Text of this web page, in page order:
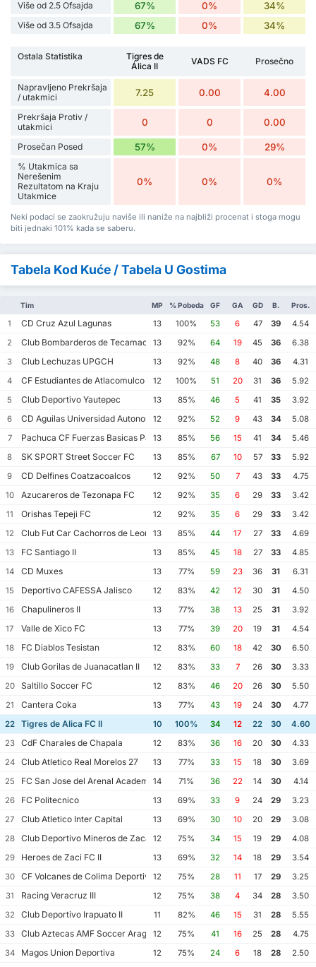
Više od 2.5 Ofsajda 67% 0% 34%
Više od 3.5 Ofsajda 67% 0% 34%
Ostala Statistika
Tigres de
Álica II
VADS FC Prosečno
Napravljeno Prekršaja
/ utakmici
7.25 0.00 4.00
Prekršaja Protiv /
utakmici
0 0 0.00
Prosečan Posed 57% 0% 29%
% Utakmica sa
Nerešenim
Rezultatom na Kraju
Utakmice
0% 0% 0%
Neki podaci se zaokružuju naviše ili naniže na najbliži procenat i stoga mogu
biti jednaki 101% kada se saberu.
Tabela Kod Kuće / Tabela U Gostima
Tim MP % Pobeda GF GA GD B. Pros.
1 CD Cruz Azul Lagunas 13 100% 53 6 47 39
4.54
2
Club Bombarderos de Tecamac 13 92% 64 19 45 36
6.38
3
Club Lechuzas UPGCH 13 92% 48 8 40 36
4.31
4
CF Estudiantes de Atlacomulco 12 100% 51 20 31 36
5.92
5
Club Deportivo Yautepec 13 85% 46 5 41 35
3.92
6
CD Aguilas Universidad Autonoma de Guerrero
12 92% 52 9 43 34
5.08
7
Pachuca CF Fuerzas Basicas Pachuca CF III
13 85% 56 15 41 34
5.46
8
SK SPORT Street Soccer FC 13 85% 67 10 57 33
5.92
9
CD Delfines Coatzacoalcos 12 92% 50 7 43 33
4.75
10
Azucareros de Tezonapa FC 12 92% 35 6 29 33
3.42
11
Orishas Tepeji FC 12 92% 35 6 29 33
3.42
12
Club Fut Car Cachorros de Leon 13 85% 44 17 27 33
4.69
13
FC Santiago II 13 85% 45 18 27 33
4.85
14
CD Muxes 13 77% 59 23 36 31
6.31
15
Deportivo CAFESSA Jalisco 12 83% 42 12 30 31
4.50
16
Chapulineros II 13 77% 38 13 25 31
3.92
17
Valle de Xico FC 13 77% 39 20 19 31
4.54
18
FC Diablos Tesistan 12 83% 60 18 42 30
6.50
19
Club Gorilas de Juanacatlan II 12 83% 33 7 26 30
3.33
20
Saltillo Soccer FC 12 83% 46 20 26 30
5.50
21
Cantera Coka 13 77% 43 19 24 30
4.77
22
Tigres de Alica FC II 10 100% 34 12 22 30
4.60
23
CdF Charales de Chapala 12 83% 36 16 20 30
4.33
24
Club Atletico Real Morelos 27 13 77% 33 15 18 30
3.69
25
FC San Jose del Arenal Academia America Leyendas
14 71% 36 22 14 30
4.14
26
FC Politecnico 13 69% 33 9 24 29
3.23
27
Club Atletico Inter Capital 13 69% 30 10 20 29
3.08
28
Club Deportivo Mineros de Zacatecas II
12 75% 34 15 19 29
4.08
29
Heroes de Zaci FC II 13 69% 32 14 18 29
3.54
30
CF Volcanes de Colima Deportivo Tala
12 75% 28 11 17 29
3.25
31
Racing Veracruz III 12 75% 38 4 34 28
3.50
32
Club Deportivo Irapuato II 11 82% 46 15 31 28
5.55
33
Club Aztecas AMF Soccer Aragon12 75% 41 16 25 28
4.75
34
Magos Union Deportiva 12 75% 24 6 18 28
2.50